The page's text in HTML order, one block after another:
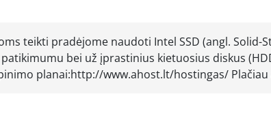
teikti pradėjome naudoti Intel SSD (angl. Solid-
bei už įprastinius kietuosius diskus
planai:http://www.ahost.lt/hostingas/ Plačiau